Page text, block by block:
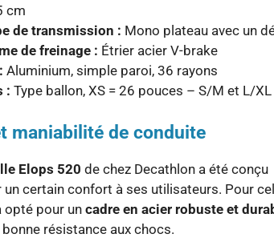
cm
de transmission : Mono plateau avec un
de freinage : Étrier acier V-brake
Aluminium, simple paroi, 36 rayons
: Type ballon, XS = 26 pouces – S/M et L/
maniabilité de conduite
Elops 520 de chez Decathlon a été conçu
un certain confort à ses utilisateurs. Pour
opté pour un cadre en acier robuste et
résistance aux chocs.